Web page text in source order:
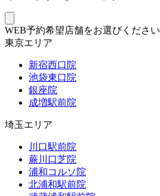
WEB予約希望店舗をお選びください
東京エリア
新宿西口院
池袋東口院
銀座院
成増駅前院
埼玉エリア
川口駅前院
蕨川口芝院
浦和コルソ院
北浦和駅前院